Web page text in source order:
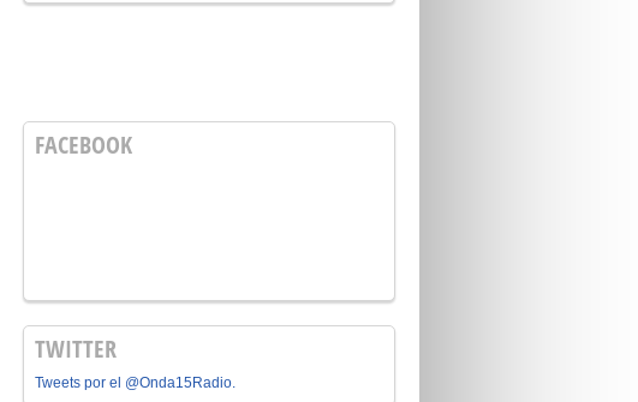
FACEBOOK
TWITTER
Tweets por el @Onda15Radio.